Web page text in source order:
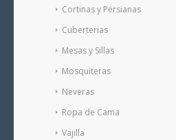
Cortinas y Persianas
Cuberterias
Mesas y Sillas
Mosquiteras
Neveras
Ropa de Cama
Vajilla